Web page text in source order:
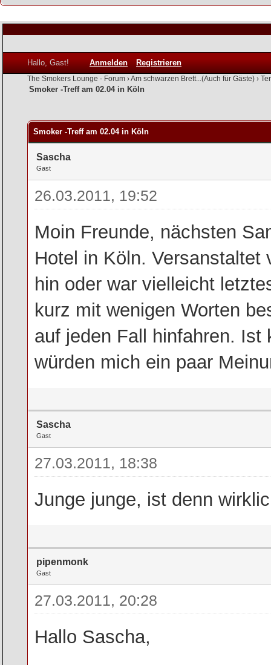
Hallo, Gast! Anmelden Registrieren
The Smokers Lounge - Forum ›Am schwarzen Brett...(Auch für Gäste) ›
Smoker -Treff am 02.04 in Köln
Smoker -Treff am 02.04 in Köln
Sascha
Gast
26.03.2011, 19:52
Moin Freunde, nächsten
Hotel in Köln.
hin oder war vielleicht
kurz mit wenigen Worten
auf jeden Fall hinfahren. Ist
würden mich ein paar
Sascha
Gast
27.03.2011, 18:38
Junge junge, ist denn
pipenmonk
Gast
27.03.2011, 20:28
Hallo Sascha,